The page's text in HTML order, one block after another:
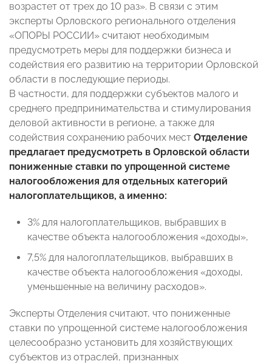
возрастет от трех до 10 раз». В связи с этим
эксперты Орловского регионального отделения
«ОПОРЫ РОССИИ» считают необходимым
предусмотреть меры для поддержки бизнеса и
содействия его развитию на территории Орловской
области в последующие периоды.
В частности, для поддержки субъектов малого и
среднего предпринимательства и стимулирования
деловой активности в регионе, а также для
содействия сохранению рабочих мест Отделение
предлагает предусмотреть в Орловской области
пониженные ставки по упрощенной системе
налогообложения для отдельных категорий
налогоплательщиков, а именно:
3% для налогоплательщиков, выбравших в
качестве объекта налогообложения «доходы»,
7,5% для налогоплательщиков, выбравших в
качестве объекта налогообложения «доходы,
уменьшенные на величину расходов».
Эксперты Отделения считают, что пониженные
ставки по упрощенной системе налогообложения
целесообразно установить для хозяйствующих
субъектов из отраслей, признанных